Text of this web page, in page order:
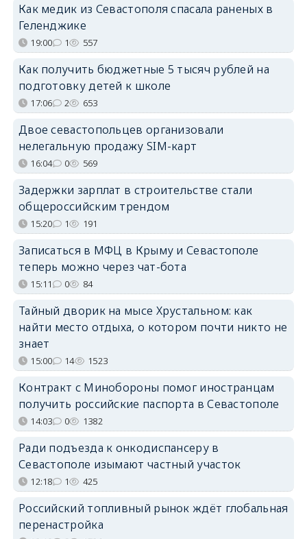
Как медик из Севастополя спасала раненых в
Геленджике
19:00 1 557
Как получить бюджетные 5 тысяч рублей на
подготовку детей к школе
17:06 2 653
Двое севастопольцев организовали
нелегальную продажу SIM-карт
16:04 0 569
Задержки зарплат в строительстве стали
общероссийским трендом
15:20 1 191
Записаться в МФЦ в Крыму и Севастополе
теперь можно через чат-бота
15:11 0 84
Тайный дворик на мысе Хрустальном: как
найти место отдыха, о котором почти никто не
знает
15:00 14 1523
Контракт с Минобороны помог иностранцам
получить российские паспорта в Севастополе
14:03 0 1382
Ради подъезда к онкодиспансеру в
Севастополе изымают частный участок
12:18 1 425
Российский топливный рынок ждёт глобальная
перенастройка